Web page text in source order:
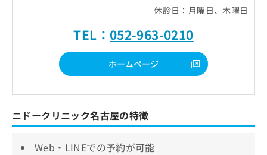
休診日：月曜日、木曜日
TEL： 052-963-0210
ホームページ
ニドークリニック名古屋の特徴
Web・LINEでの予約が可能